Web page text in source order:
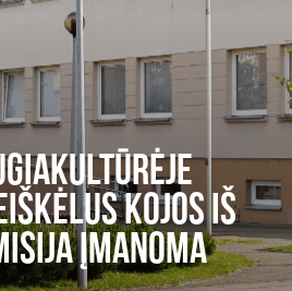
kojos iš
įmanoma